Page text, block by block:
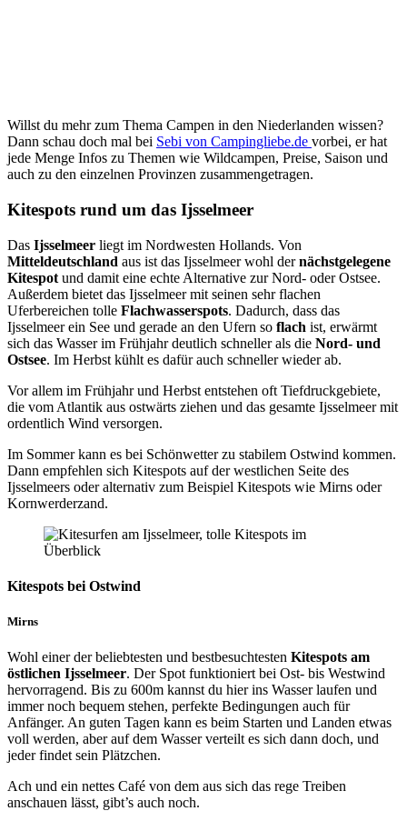
Willst du mehr zum Thema Campen in den Niederlanden wissen?
Dann schau doch mal bei Sebi von Campingliebe.de vorbei, er hat
jede Menge Infos zu Themen wie Wildcampen, Preise, Saison und
auch zu den einzelnen Provinzen zusammengetragen.
Kitespots rund um das Ijsselmeer
Das Ijsselmeer liegt im Nordwesten Hollands. Von
Mitteldeutschland aus ist das Ijsselmeer wohl dernächstgelegene
Kitespot und damit eine echte Alternative zur Nord- oder Ostsee.
Außerdem bietet das Ijsselmeer mit seinen sehr flachen
Uferbereichen tolle Flachwasserspots. Dadurch, dass das
Ijsselmeer ein See und gerade an den Ufern so flach ist, erwärmt
sich das Wasser im Frühjahr deutlich schneller als die Nord- und
Ostsee. Im Herbst kühlt es dafür auch schneller wieder ab.
Vor allem im Frühjahr und Herbst entstehen oft Tiefdruckgebiete,
die vom Atlantik aus ostwärts ziehen und das gesamte Ijsselmeer mit
ordentlich Wind versorgen.
Im Sommer kann es bei Schönwetter zu stabilem Ostwind kommen.
Dann empfehlen sich Kitespots auf der westlichen Seite des
Ijsselmeers oder alternativ zum Beispiel Kitespots wie Mirns oder
Kornwerderzand.
Kitespots bei Ostwind
Mirns
Wohl einer der beliebtesten und bestbesuchtesten Kitespots am
östlichen Ijsselmeer. Der Spot funktioniert bei Ost- bis Westwind
hervorragend. Bis zu 600m kannst du hier ins Wasser laufen und
immer noch bequem stehen, perfekte Bedingungen auch für
Anfänger. An guten Tagen kann es beim Starten und Landen etwas
voll werden, aber auf dem Wasser verteilt es sich dann doch, und
jeder findet sein Plätzchen.
Ach und ein nettes Café von dem aus sich das rege Treiben
anschauen lässt, gibt’s auch noch.